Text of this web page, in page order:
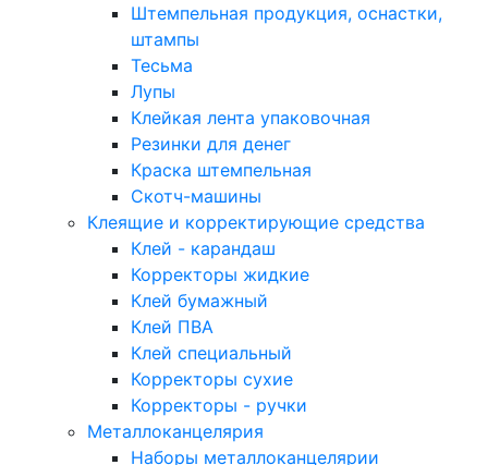
Штемпельная продукция, оснастки,
штампы
Тесьма
Лупы
Клейкая лента упаковочная
Резинки для денег
Краска штемпельная
Скотч-машины
Клеящие и корректирующие средства
Клей - карандаш
Корректоры жидкие
Клей бумажный
Клей ПВА
Клей специальный
Корректоры сухие
Корректоры - ручки
Металлоканцелярия
Наборы металлоканцелярии